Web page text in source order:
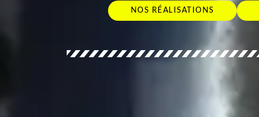
NOS RÉALISATIONS